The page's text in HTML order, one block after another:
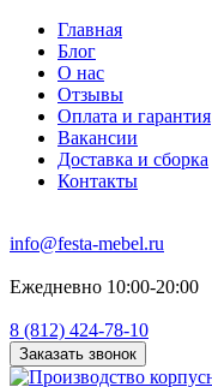
Главная
Блог
О нас
Отзывы
Оплата и гарантия
Вакансии
Доставка и сборка
Контакты
info@festa-mebel.ru
Ежедневно 10:00-20:00
8 (812) 424-78-10
Заказать звонок